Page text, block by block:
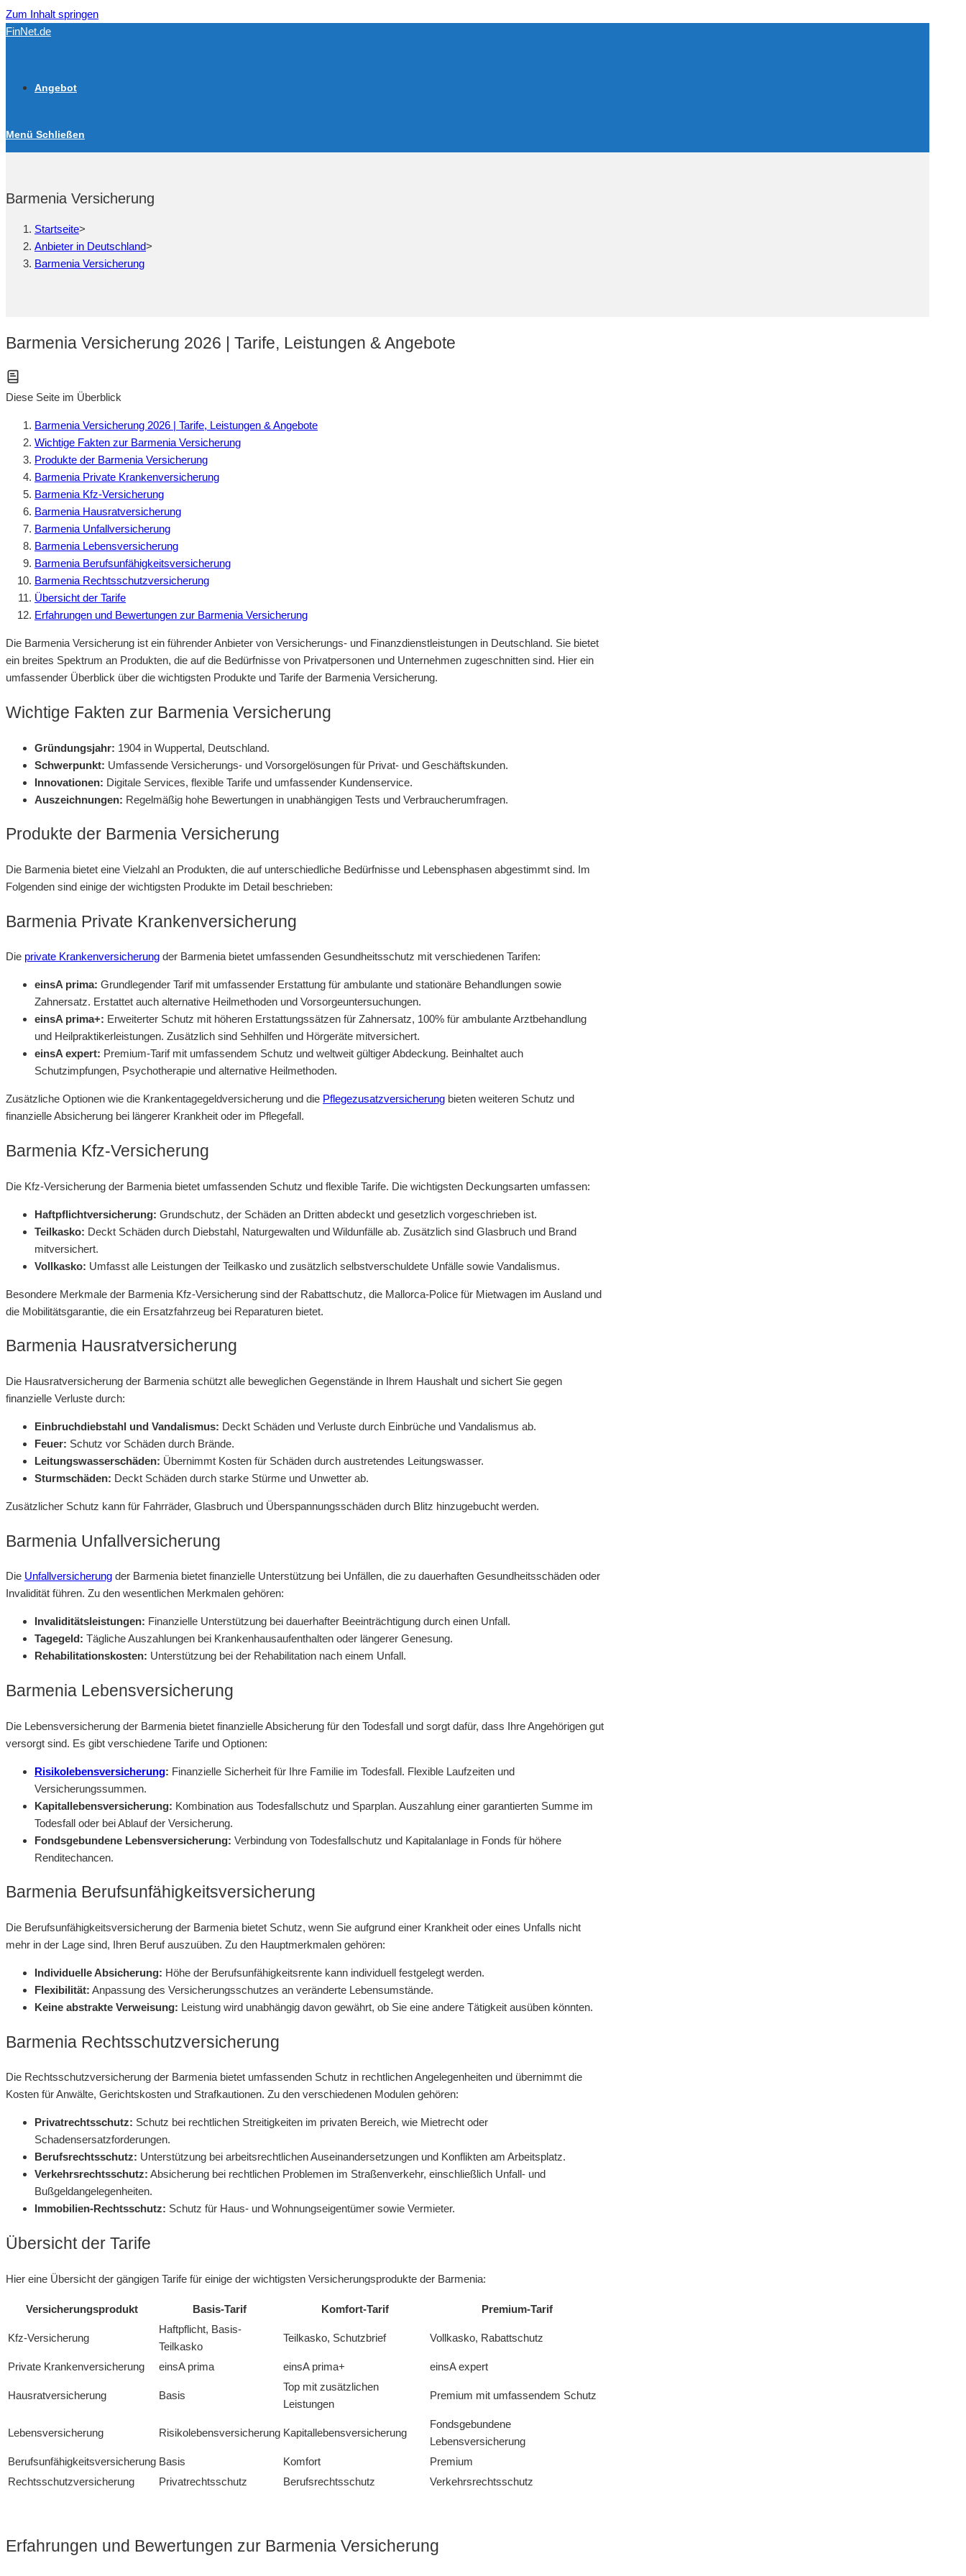
Zum Inhalt springen
FinNet.de
Angebot
Menü Schließen
Barmenia Versicherung
Startseite>
Anbieter in Deutschland>
Barmenia Versicherung
Barmenia Versicherung 2026 | Tarife, Leistungen & Angebote
Diese Seite im Überblick
Barmenia Versicherung 2026 | Tarife, Leistungen & Angebote
Wichtige Fakten zur Barmenia Versicherung
Produkte der Barmenia Versicherung
Barmenia Private Krankenversicherung
Barmenia Kfz-Versicherung
Barmenia Hausratversicherung
Barmenia Unfallversicherung
Barmenia Lebensversicherung
Barmenia Berufsunfähigkeitsversicherung
Barmenia Rechtsschutzversicherung
Übersicht der Tarife
Erfahrungen und Bewertungen zur Barmenia Versicherung
Die Barmenia Versicherung ist ein führender Anbieter von Versicherungs- und Finanzdienstleistungen in Deutschland. Sie bietet
ein breites Spektrum an Produkten, die auf die Bedürfnisse von Privatpersonen und Unternehmen zugeschnitten sind. Hier ein
umfassender Überblick über die wichtigsten Produkte und Tarife der Barmenia Versicherung.
Wichtige Fakten zur Barmenia Versicherung
Gründungsjahr: 1904 in Wuppertal, Deutschland.
Schwerpunkt: Umfassende Versicherungs- und Vorsorgelösungen für Privat- und Geschäftskunden.
Innovationen: Digitale Services, flexible Tarife und umfassender Kundenservice.
Auszeichnungen: Regelmäßig hohe Bewertungen in unabhängigen Tests und Verbraucherumfragen.
Produkte der Barmenia Versicherung
Die Barmenia bietet eine Vielzahl an Produkten, die auf unterschiedliche Bedürfnisse und Lebensphasen abgestimmt sind. Im
Folgenden sind einige der wichtigsten Produkte im Detail beschrieben:
Barmenia Private Krankenversicherung
Die private Krankenversicherung der Barmenia bietet umfassenden Gesundheitsschutz mit verschiedenen Tarifen:
einsA prima: Grundlegender Tarif mit umfassender Erstattung für ambulante und stationäre Behandlungen sowie
Zahnersatz. Erstattet auch alternative Heilmethoden und Vorsorgeuntersuchungen.
einsA prima+: Erweiterter Schutz mit höheren Erstattungssätzen für Zahnersatz, 100% für ambulante Arztbehandlung
und Heilpraktikerleistungen. Zusätzlich sind Sehhilfen und Hörgeräte mitversichert.
einsA expert: Premium-Tarif mit umfassendem Schutz und weltweit gültiger Abdeckung. Beinhaltet auch
Schutzimpfungen, Psychotherapie und alternative Heilmethoden.
Zusätzliche Optionen wie die Krankentagegeldversicherung und die Pflegezusatzversicherung bieten weiteren Schutz und
finanzielle Absicherung bei längerer Krankheit oder im Pflegefall.
Barmenia Kfz-Versicherung
Die Kfz-Versicherung der Barmenia bietet umfassenden Schutz und flexible Tarife. Die wichtigsten Deckungsarten umfassen:
Haftpflichtversicherung: Grundschutz, der Schäden an Dritten abdeckt und gesetzlich vorgeschrieben ist.
Teilkasko: Deckt Schäden durch Diebstahl, Naturgewalten und Wildunfälle ab. Zusätzlich sind Glasbruch und Brand
mitversichert.
Vollkasko: Umfasst alle Leistungen der Teilkasko und zusätzlich selbstverschuldete Unfälle sowie Vandalismus.
Besondere Merkmale der Barmenia Kfz-Versicherung sind der Rabattschutz, die Mallorca-Police für Mietwagen im Ausland und
die Mobilitätsgarantie, die ein Ersatzfahrzeug bei Reparaturen bietet.
Barmenia Hausratversicherung
Die Hausratversicherung der Barmenia schützt alle beweglichen Gegenstände in Ihrem Haushalt und sichert Sie gegen
finanzielle Verluste durch:
Einbruchdiebstahl und Vandalismus: Deckt Schäden und Verluste durch Einbrüche und Vandalismus ab.
Feuer: Schutz vor Schäden durch Brände.
Leitungswasserschäden: Übernimmt Kosten für Schäden durch austretendes Leitungswasser.
Sturmschäden: Deckt Schäden durch starke Stürme und Unwetter ab.
Zusätzlicher Schutz kann für Fahrräder, Glasbruch und Überspannungsschäden durch Blitz hinzugebucht werden.
Barmenia Unfallversicherung
Die Unfallversicherung der Barmenia bietet finanzielle Unterstützung bei Unfällen, die zu dauerhaften Gesundheitsschäden oder
Invalidität führen. Zu den wesentlichen Merkmalen gehören:
Invaliditätsleistungen: Finanzielle Unterstützung bei dauerhafter Beeinträchtigung durch einen Unfall.
Tagegeld: Tägliche Auszahlungen bei Krankenhausaufenthalten oder längerer Genesung.
Rehabilitationskosten: Unterstützung bei der Rehabilitation nach einem Unfall.
Barmenia Lebensversicherung
Die Lebensversicherung der Barmenia bietet finanzielle Absicherung für den Todesfall und sorgt dafür, dass Ihre Angehörigen gut
versorgt sind. Es gibt verschiedene Tarife und Optionen:
Risikolebensversicherung: Finanzielle Sicherheit für Ihre Familie im Todesfall. Flexible Laufzeiten und
Versicherungssummen.
Kapitallebensversicherung: Kombination aus Todesfallschutz und Sparplan. Auszahlung einer garantierten Summe im
Todesfall oder bei Ablauf der Versicherung.
Fondsgebundene Lebensversicherung: Verbindung von Todesfallschutz und Kapitalanlage in Fonds für höhere
Renditechancen.
Barmenia Berufsunfähigkeitsversicherung
Die Berufsunfähigkeitsversicherung der Barmenia bietet Schutz, wenn Sie aufgrund einer Krankheit oder eines Unfalls nicht
mehr in der Lage sind, Ihren Beruf auszuüben. Zu den Hauptmerkmalen gehören:
Individuelle Absicherung: Höhe der Berufsunfähigkeitsrente kann individuell festgelegt werden.
Flexibilität: Anpassung des Versicherungsschutzes an veränderte Lebensumstände.
Keine abstrakte Verweisung: Leistung wird unabhängig davon gewährt, ob Sie eine andere Tätigkeit ausüben könnten.
Barmenia Rechtsschutzversicherung
Die Rechtsschutzversicherung der Barmenia bietet umfassenden Schutz in rechtlichen Angelegenheiten und übernimmt die
Kosten für Anwälte, Gerichtskosten und Strafkautionen. Zu den verschiedenen Modulen gehören:
Privatrechtsschutz: Schutz bei rechtlichen Streitigkeiten im privaten Bereich, wie Mietrecht oder
Schadensersatzforderungen.
Berufsrechtsschutz: Unterstützung bei arbeitsrechtlichen Auseinandersetzungen und Konflikten am Arbeitsplatz.
Verkehrsrechtsschutz: Absicherung bei rechtlichen Problemen im Straßenverkehr, einschließlich Unfall- und
Bußgeldangelegenheiten.
Immobilien-Rechtsschutz: Schutz für Haus- und Wohnungseigentümer sowie Vermieter.
Übersicht der Tarife
Hier eine Übersicht der gängigen Tarife für einige der wichtigsten Versicherungsprodukte der Barmenia:
Versicherungsprodukt Basis-Tarif Komfort-Tarif Premium-Tarif
Kfz-Versicherung
Haftpflicht, Basis-
Teilkasko
Teilkasko, Schutzbrief Vollkasko, Rabattschutz
Private Krankenversicherung einsA prima einsA prima+ einsA expert
Hausratversicherung Basis
Top mit zusätzlichen
Leistungen
Premium mit umfassendem Schutz
Lebensversicherung Risikolebensversicherung Kapitallebensversicherung
Fondsgebundene
Lebensversicherung
Berufsunfähigkeitsversicherung Basis Komfort
Premium
Rechtsschutzversicherung
Privatrechtsschutz Berufsrechtsschutz Verkehrsrechtsschutz
Erfahrungen und Bewertungen zur Barmenia Versicherung